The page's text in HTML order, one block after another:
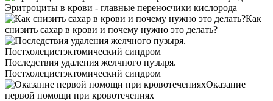
Эритроциты в крови - главные переносчики кислорода
Как
снизить сахар в крови и почему нужно это делать?
Последствия удаления желчного пузыря.
Постхолецистэктомический синдром
Оказание
первой помощи при кровотечениях